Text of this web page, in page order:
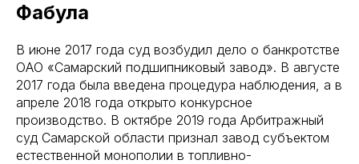
Фабула
В июне 2017 года суд возбудил дело о банкротстве
ОАО «Самарский подшипниковый завод». В августе
2017 года была введена процедура наблюдения, а в
апреле 2018 года открыто конкурсное
производство. В октябре 2019 года Арбитражный
суд Самарской области признал завод субъектом
естественной монополии в топливно-